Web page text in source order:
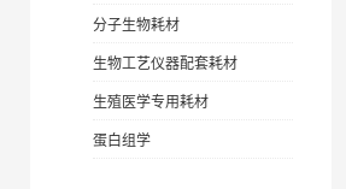
分子生物耗材
生物工艺仪器配套耗材
生殖医学专用耗材
蛋白组学